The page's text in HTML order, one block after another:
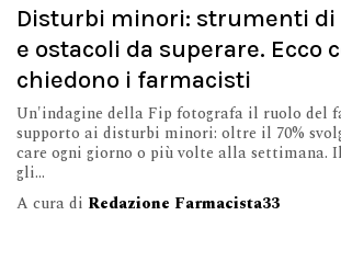
Disturbi minori: strumenti
e ostacoli da superare. Ecco
chiedono i farmacisti
Un'indagine della Fip fotografa il ruolo del
supporto ai disturbi minori: oltre il 70%
care ogni giorno o più volte alla settimana.
gli...
A cura di Redazione Farmacista33